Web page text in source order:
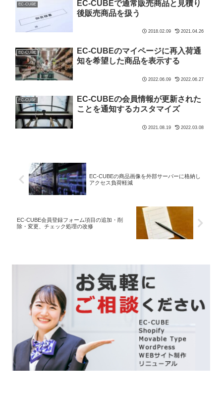
EC-CUBE
EC-CUBEで通常販売商品と見積り
後販売商品を扱う
2018.02.09 2021.04.26
EC-CUBE
EC-CUBEのマイページに再入荷通
知を希望した商品を表示する
2022.06.09 2022.06.27
EC-CUBE
EC-CUBEの会員情報が更新された
ことを通知するカスタマイズ
2021.08.19 2022.03.08
EC-CUBEの商品画像を外部サーバーに格納し
アクセス負荷軽減
EC-CUBE会員登録フォーム項目の追加・削
除・変更、チェック処理の改修